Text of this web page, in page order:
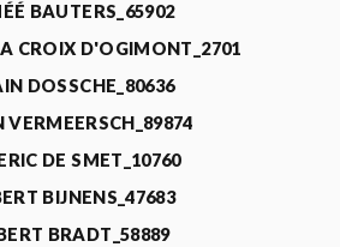
BAUTERS_65902
CROIX D'OGIMONT_2701
DOSSCHE_80636
VERMEERSCH_89874
DE SMET_10760
BIJNENS_47683
BRADT_58889